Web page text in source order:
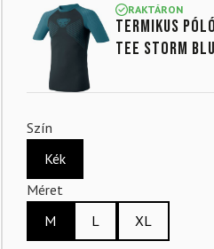
5-ből,
értékelés
alapján
RAKTÁRON
Termikus
TEE Storm
Szín
Kék
Méret
M
L XL